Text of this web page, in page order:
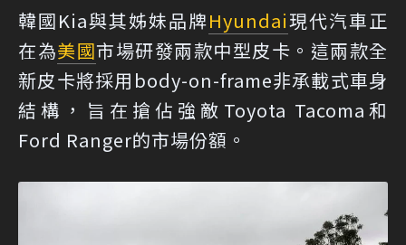
韓國Kia與其姊妹品牌Hyundai現代汽車正
在為美國市場研發兩款中型皮卡。這兩款全
新皮卡將採用body-on-frame非承載式車身
結構，旨在搶佔強敵Toyota Tacoma和
Ford Ranger的市場份額。